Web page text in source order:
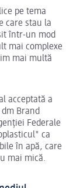
pe tema
care stau la
într-un mod
mai complexe
mai multă
acceptată a
Brand
Federale
ca
în apă, care
mai mică.